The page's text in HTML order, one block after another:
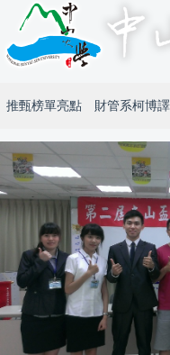
推甄榜單亮點 財管系柯博